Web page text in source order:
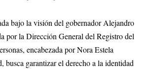
bajo la visión del gobernadorAlejandro
por la Dirección General del Registro del
encabezada porNora Estela
, busca garantizar el derecho a la identidad